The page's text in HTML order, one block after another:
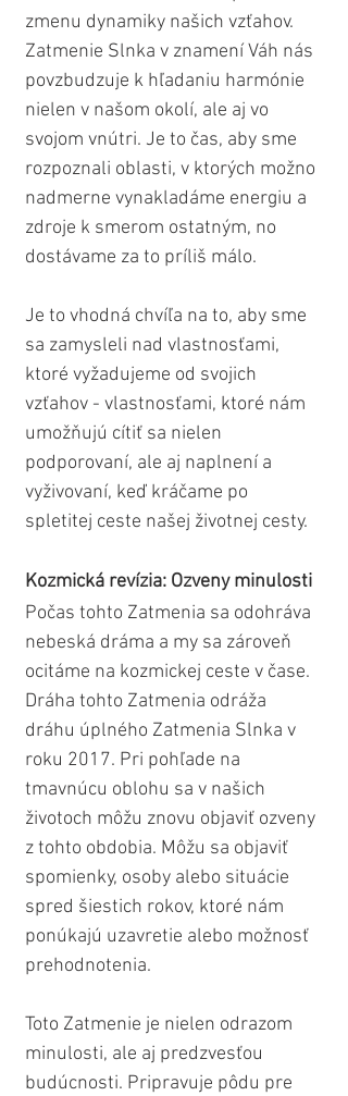
zmenu dynamiky našich vzťahov.
Zatmenie Slnka v znamení Váh nás
povzbudzuje k hľadaniu harmónie
nielen v našom okolí, ale aj vo
svojom vnútri. Je to čas, aby sme
rozpoznali oblasti, v ktorých možno
nadmerne vynakladáme energiu a
zdroje k smerom ostatným, no
dostávame za to príliš málo.
Je to vhodná chvíľa na to, aby sme
sa zamysleli nad vlastnosťami,
ktoré vyžadujeme od svojich
vzťahov - vlastnosťami, ktoré nám
umožňujú cítiť sa nielen
podporovaní, ale aj naplnení a
vyživovaní, keď kráčame po
spletitej ceste našej životnej cesty.
Kozmická revízia: Ozveny minulosti
Počas tohto Zatmenia sa odohráva
nebeská dráma a my sa zároveň
ocitáme na kozmickej ceste v čase.
Dráha tohto Zatmenia odráža
dráhu úplného Zatmenia Slnka v
roku 2017. Pri pohľade na
tmavnúcu oblohu sa v našich
životoch môžu znovu objaviť ozveny
z tohto obdobia. Môžu sa objaviť
spomienky, osoby alebo situácie
spred šiestich rokov, ktoré nám
ponúkajú uzavretie alebo možnosť
prehodnotenia.
Toto Zatmenie je nielen odrazom
minulosti, ale aj predzvesťou
budúcnosti. Pripravuje pôdu pre